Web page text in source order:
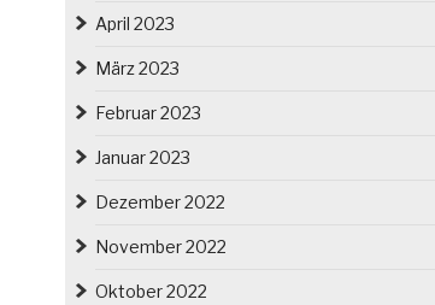
April 2023
März 2023
Februar 2023
Januar 2023
Dezember 2022
November 2022
Oktober 2022